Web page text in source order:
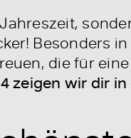
Besonders in
die für
zeigen wir dir